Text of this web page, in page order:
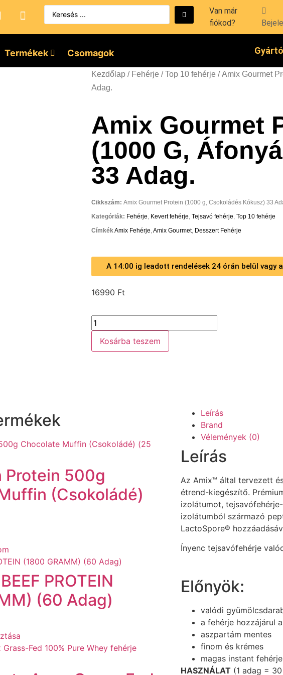
Van már
fiókod?
Termékek Csomagok
Kezdőlap / Fehérje /Top 10 fehérje / Amix Gourmet
Adag.
Amix Gourmet
(1000 G,
33 Adag.
Cikkszám: Amix Gourmet Protein (1000 g, Csokoládés Kókusz) 33
Kategóriák: Fehérje, Kevert fehérje, Tejsavó fehérje, Top 10 fehérje
CímkékAmix Fehérje,Amix Gourmet, Desszert Fehérje
A 14:00 ig leadott rendelések 24 órán belül vagy
16990 Ft
Kosárba teszem
Protein 500g
(Csokoládé)
PROTEIN
(60 Adag)
Leírás
Brand
Vélemények (0)
Leírás
Az Amix™ által tervezett
étrend-kiegészítő.
izolátumot,
izolátumból származó
LactoSpore®
Ínyenc tejsavófehérje
Előnyök:
valódi
a fehérje hozzájárul
aszpartám mentes
finom és krémes
magas instant fehérje
HASZNÁLAT (1 adag =